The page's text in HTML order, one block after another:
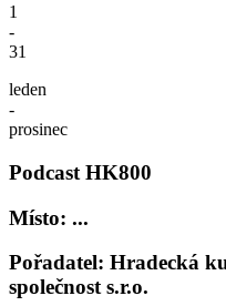
1
-
31
leden
-
prosinec
Podcast HK800
Místo: ...
Pořadatel: Hradecká
společnost s.r.o.